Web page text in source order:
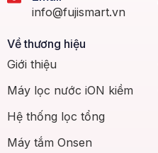
info@fujismart.vn
Về thương hiệu
Giới thiệu
Máy lọc nước iON kiềm
Hệ thống lọc tổng
Máy tắm Onsen